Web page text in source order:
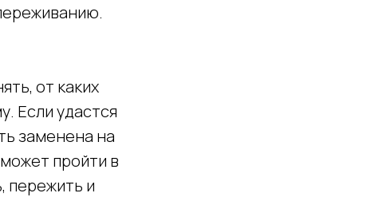
от каких
Если удастся
заменена на
пройти в
пережить и